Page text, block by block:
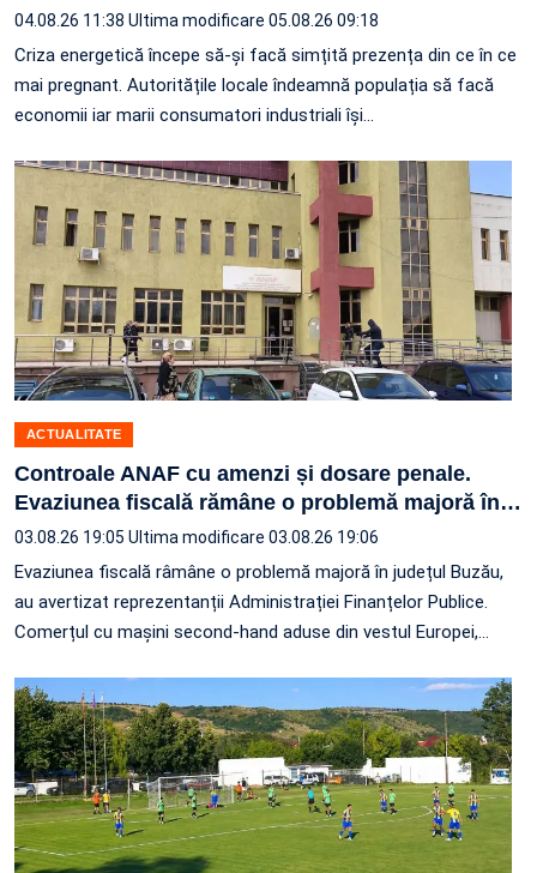
04.08.26 11:38 Ultima modificare 05.08.26 09:18
Criza energetică începe să-și facă simțită prezența din ce în ce
mai pregnant. Autoritățile locale îndeamnă populația să facă
economii iar marii consumatori industriali își…
ACTUALITATE
Controale ANAF cu amenzi și dosare penale.
Evaziunea fiscală rămâne o problemă majoră în…
03.08.26 19:05 Ultima modificare 03.08.26 19:06
Evaziunea fiscală râmâne o problemă majoră în județul Buzău,
au avertizat reprezentanții Administrației Finanțelor Publice.
Comerțul cu mașini second-hand aduse din vestul Europei,…